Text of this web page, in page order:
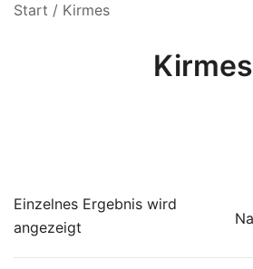
Start / Kirmes
Kirmes
Einzelnes Ergebnis wird
angezeigt